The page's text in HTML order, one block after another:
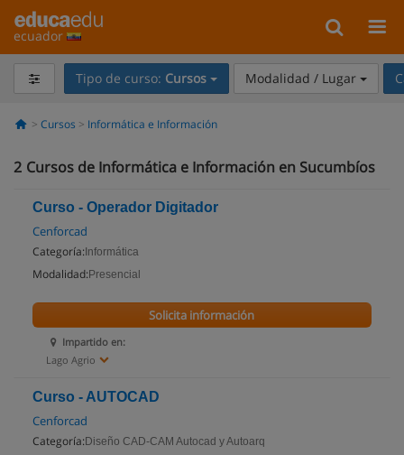
ecuador
Tipo de curso: Cursos Modalidad / Lugar
Cursos Informática e Información
2 Cursos de Informática e Información en Sucumbíos
Curso - Operador Digitador
Cenforcad
Categoría: Informática
Modalidad: Presencial
Impartido en:
Lago Agrio
Solicita información
Curso - AUTOCAD
Cenforcad
Categoría: Diseño CAD-CAM Autocad y Autoarq